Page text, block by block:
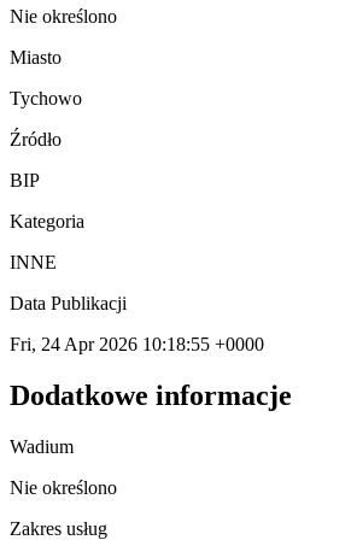
Nie określono
Miasto
Tychowo
Źródło
BIP
Kategoria
INNE
Data Publikacji
Fri, 24 Apr 2026 10:18:55 +0000
Dodatkowe informacje
Wadium
Nie określono
Zakres usług